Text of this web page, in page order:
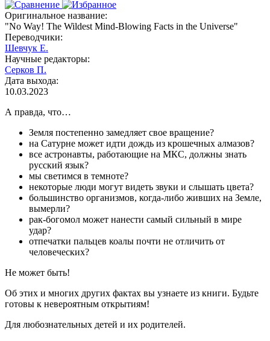
Оригинальное название:
"No Way! The Wildest Mind-Blowing Facts in the Universe"
Переводчики:
Шевчук Е.
Научные редакторы:
Серков П.
Дата выхода:
10.03.2023
А правда, что…
Земля постепенно замедляет свое вращение?
на Сатурне может идти дождь из крошечных алмазов?
все астронавты, работающие на МКС, должны знать
русский язык?
мы светимся в темноте?
некоторые люди могут видеть звуки и слышать цвета?
большинство организмов, когда-либо живших на Земле,
вымерли?
рак-богомол может нанести самый сильный в мире
удар?
отпечатки пальцев коалы почти не отличить от
человеческих?
Не может быть!
Об этих и многих других фактах вы узнаете из книги. Будьте
готовы к невероятным открытиям!
Для любознательных детей и их родителей.